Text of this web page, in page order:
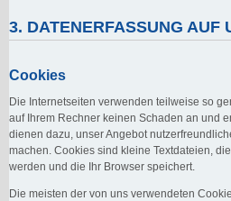
3. DATENERFASSUNG AUF
Cookies
Die Internetseiten verwenden teilweise so
auf Ihrem Rechner keinen Schaden an und
dienen dazu, unser Angebot
machen. Cookies sind kleine Textdateien,
werden und die Ihr Browser speichert.
Die meisten der von uns verwendeten